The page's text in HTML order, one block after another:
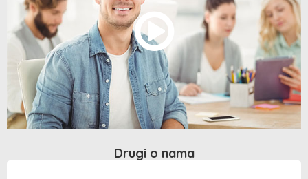
Drugi o nama